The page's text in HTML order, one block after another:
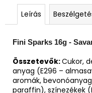
Leírás
Fini Sparks 16g -
Összetevők:Cukor,
anyag (E296 –
aromák,
paraffin), színezékek